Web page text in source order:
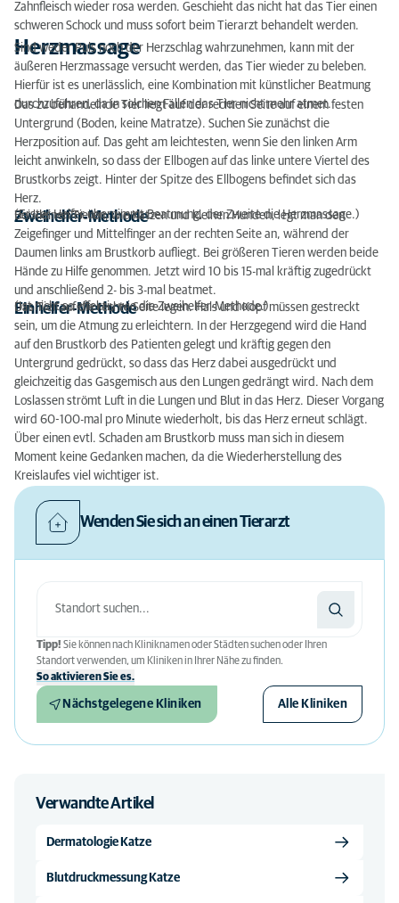
Zahnfleisch wieder rosa werden. Geschieht das nicht hat das Tier einen
schweren Schock und muss sofort beim Tierarzt behandelt werden.
Herzmassage
Sind weder Puls noch der Herzschlag wahrzunehmen, kann mit der
äußeren Herzmassage versucht werden, das Tier wieder zu beleben.
Hierfür ist es unerlässlich, eine Kombination mit künstlicher Beatmung
durchzuführen, da in solchen Fällen das Tier nicht mehr atmet.
Das zu behandelnde Tier liegt auf der rechten Seite auf einem festen
Untergrund (Boden, keine Matratze). Suchen Sie zunächst die
Herzposition auf. Das geht am leichtesten, wenn Sie den linken Arm
leicht anwinkeln, so dass der Ellbogen auf das linke untere Viertel des
Brustkorbs zeigt. Hinter der Spitze des Ellbogens befindet sich das
Herz.
Zweihelfer-Methode
(Erster Helfer übernimmt Beatmung, der Zweite die Herzmassage.)
Bei kleinen Tieren, wie Katzen und kleinen Hunden, legt man den
Zeigefinger und Mittelfinger an der rechten Seite an, während der
Daumen links am Brustkorb aufliegt. Bei größeren Tieren werden beide
Hände zu Hilfe genommen. Jetzt wird 10 bis 15-mal kräftig zugedrückt
und anschließend 2- bis 3-mal beatmet.
Einhelfer-Methode
(Ist nicht so effektiv wie die Zweihelfer-Methode.)
Das Tier auf die rechte Seite legen. Hals und Kopf müssen gestreckt
sein, um die Atmung zu erleichtern. In der Herzgegend wird die Hand
auf den Brustkorb des Patienten gelegt und kräftig gegen den
Untergrund gedrückt, so dass das Herz dabei ausgedrückt und
gleichzeitig das Gasgemisch aus den Lungen gedrängt wird. Nach dem
Loslassen strömt Luft in die Lungen und Blut in das Herz. Dieser Vorgang
wird 60-100-mal pro Minute wiederholt, bis das Herz erneut schlägt.
Über einen evtl. Schaden am Brustkorb muss man sich in diesem
Moment keine Gedanken machen, da die Wiederherstellung des
Kreislaufes viel wichtiger ist.
Wenden Sie sich an einen Tierarzt
Tipp! Sie können nach Kliniknamen oder Städten suchen oder Ihren
Standort verwenden, um Kliniken in Ihrer Nähe zu finden.
So aktivieren Sie es.
Nächstgelegene Kliniken Alle Kliniken
Verwandte Artikel
Dermatologie Katze
Blutdruckmessung Katze